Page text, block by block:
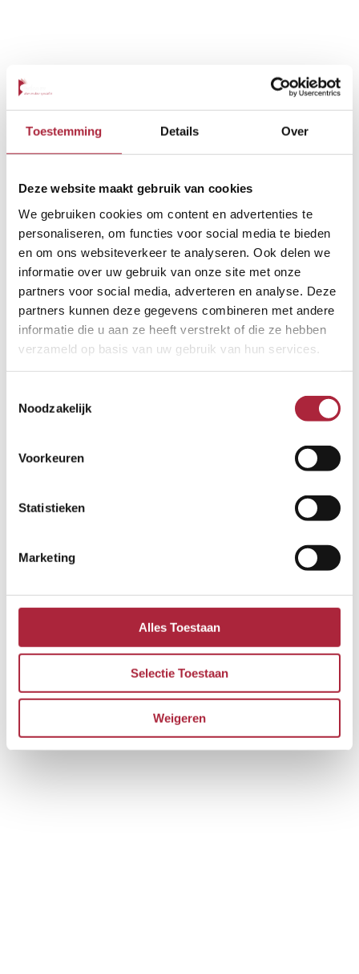
Toestemming Details Over
Deze website maakt gebruik van cookies
We gebruiken cookies om content en advertenties te
personaliseren, om functies voor social media te bieden
en om ons websiteverkeer te analyseren. Ook delen we
informatie over uw gebruik van onze site met onze
partners voor social media, adverteren en analyse. Deze
partners kunnen deze gegevens combineren met andere
informatie die u aan ze heeft verstrekt of die ze hebben
verzameld op basis van uw gebruik van hun services.
Noodzakelijk
Voorkeuren
Statistieken
Marketing
Alles Toestaan
Selectie Toestaan
Weigeren